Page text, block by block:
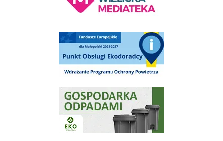
Punkt Obsługi Ekodoradcy Wieliczka
Gospodarka odpadami na terenie Miasta i Gminy Wieliczka